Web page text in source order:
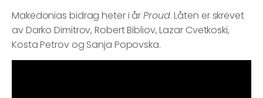
Makedonias bidrag heter i årProud. Låten er skrevet
av Darko Dimitrov, Robert Bibliov, Lazar Cvetkoski,
Kosta Petrov og Sanja Popovska.